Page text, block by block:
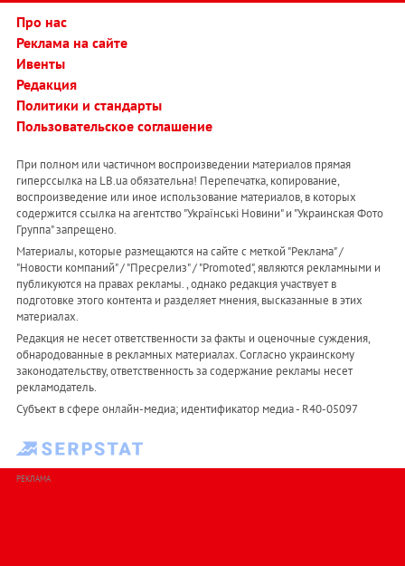
Про нас
Реклама на сайте
Ивенты
Редакция
Политики и стандарты
Пользовательское соглашение
При полном или частичном воспроизведении материалов прямая
гиперссылка на LB.ua обязательна! Перепечатка, копирование,
воспроизведение или иное использование материалов, в которых
содержится ссылка на агентство "Українськi Новини" и "Украинская Фото
Группа" запрещено.
Материалы, которые размещаются на сайте с меткой "Реклама" /
"Новости компаний" / "Пресрелиз" / "Promoted", являются рекламными и
публикуются на правах рекламы. , однако редакция участвует в
подготовке этого контента и разделяет мнения, высказанные в этих
материалах.
Редакция не несет ответственности за факты и оценочные суждения,
обнародованные в рекламных материалах. Согласно украинскому
законодательству, ответственность за содержание рекламы несет
рекламодатель.
Субъект в сфере онлайн-медиа; идентификатор медиа - R40-05097
РЕКЛАМА